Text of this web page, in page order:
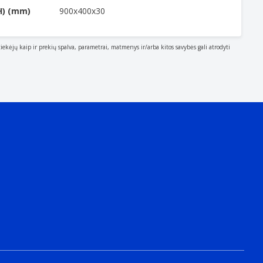
(mm) 900x400x30
kaip ir prekių spalva, parametrai, matmenys ir/arba kitos savybės gali atrodyti